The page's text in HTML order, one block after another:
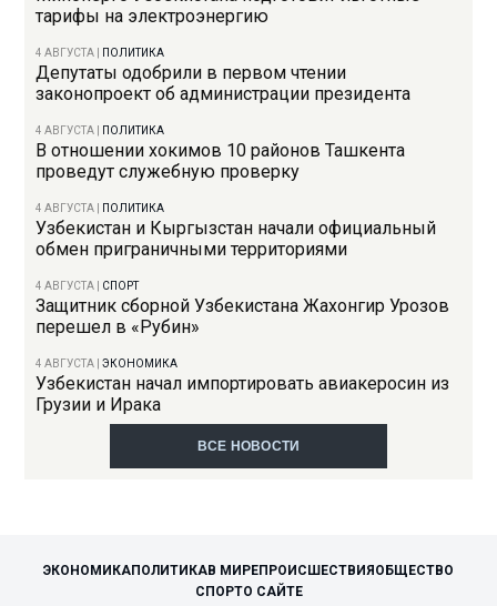
тарифы на электроэнергию
4 АВГУСТА ПОЛИТИКА
Депутаты одобрили в первом чтении
законопроект об администрации президента
4 АВГУСТА ПОЛИТИКА
В отношении хокимов 10 районов Ташкента
проведут служебную проверку
4 АВГУСТА ПОЛИТИКА
Узбекистан и Кыргызстан начали официальный
обмен приграничными территориями
4 АВГУСТА СПОРТ
Защитник сборной Узбекистана Жахонгир Урозов
перешел в «Рубин»
4 АВГУСТА |ЭКОНОМИКА
Узбекистан начал импортировать авиакеросин из
Грузии и Ирака
ВСЕ НОВОСТИ
ЭКОНОМИКАПОЛИТИКАВ МИРЕПРОИСШЕСТВИЯ ОБЩЕСТВО
СПОРТО САЙТЕ